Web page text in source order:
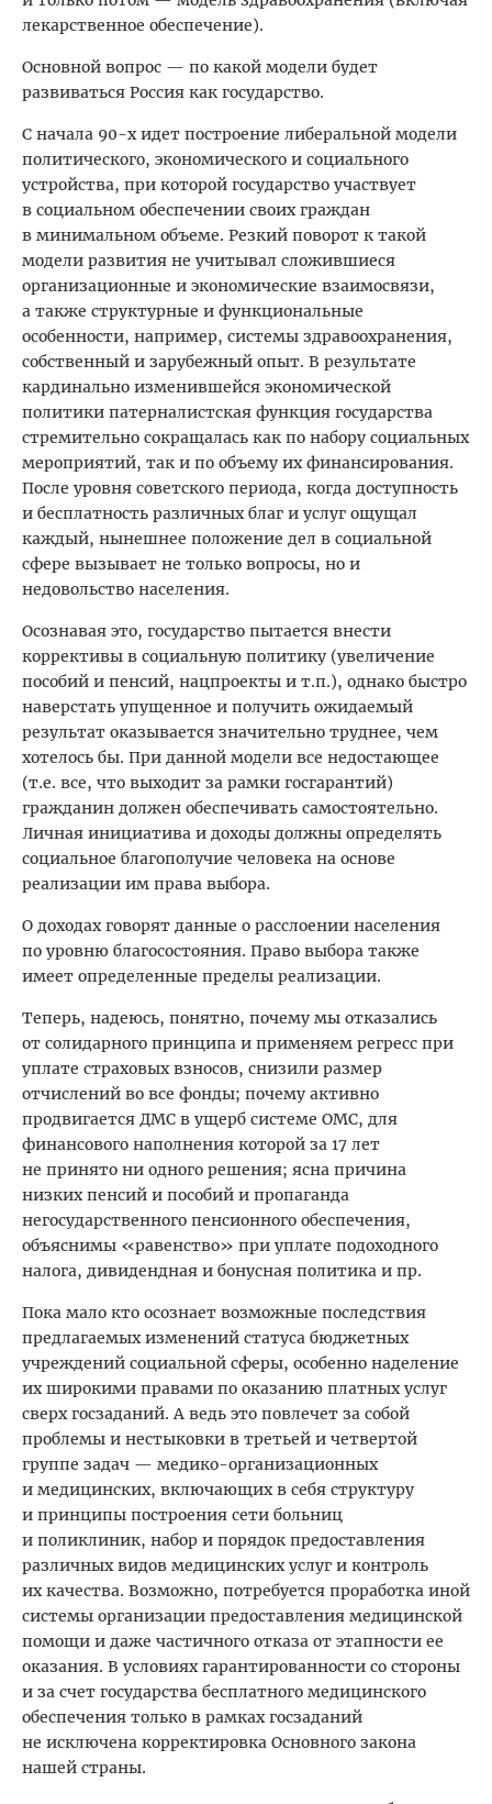
лекарственное обеспечение).
Основной вопрос — по какой модели будет
развиваться Россия как государство.
С начала 90-х идет построение либеральной модели
политического, экономического и социального
устройства, при которой государство участвует
в социальном обеспечении своих граждан
в минимальном объеме. Резкий поворот к такой
модели развития не учитывал сложившиеся
организационные и экономические взаимосвязи,
а также структурные и функциональные
особенности, например, системы здравоохранения,
собственный и зарубежный опыт. В результате
кардинально изменившейся экономической
политики патерналистская функ­ция государства
стремительно сокращалась как по набору социальных
мероприятий, так и по объему их финансирования.
После уровня советского периода, когда доступность
и бесплатность различных благ и услуг ощущал
каждый, нынешнее положение дел в социальной
сфере вызывает не только вопросы, но и
недовольство населения.
Осознавая это, государство пытается внести
коррективы в социальную политику (увеличение
пособий и пенсий, нацпроекты и т.п.), однако быстро
наверстать упущенное и получить ожидаемый
результат оказывается значительно труднее, чем
хотелось бы. При данной модели все недостающее
(т.е. все, что выходит за рамки госгарантий)
гражданин должен обеспечивать самостоятельно.
Личная инициатива и доходы должны определять
социальное благополучие человека на основе
реализации им права выбора.
О доходах говорят данные о расслоении населения
по уровню благосостояния. Право выбора также
имеет определенные пределы реализации.
Теперь, надеюсь, понятно, почему мы отказались
от солидарного принципа и применяем регресс при
уплате страховых взносов, снизили размер
отчислений во все фонды; почему активно
продвигается ДМС в ущерб системе ОМС, для
финансового наполнения которой за 17 лет
не принято ни одного решения; ясна причина
низких пенсий и пособий и пропаганда
негосударственного пенсионного обеспечения,
объяснимы «равенство» при уплате подоходного
налога, дивидендная и бонусная политика и пр.
Пока мало кто осознает возможные последствия
предлагаемых изменений статуса бюджетных
учреждений социальной сферы, особенно наделение
их широкими правами по оказанию платных услуг
сверх госзаданий. А ведь это повлечет за собой
проблемы и нестыковки в третьей и четвертой
группе задач — медико-организационных
и медицинских, включающих в себя структуру
и принципы построения сети больниц
и поликлиник, набор и порядок предоставления
различных видов медицинских услуг и контроль
их качества. Возможно, потребуется проработка иной
системы организации предоставления медицин­ской
помощи и даже частичного отказа от этапности ее
оказания. В условиях гарантированности со стороны
и за счет государ­ства бесплатного медицинского
обеспечения только в рамках госзаданий
не исключена корректировка Основного закона
нашей страны.